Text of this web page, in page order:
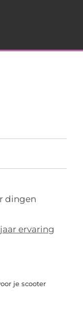
dingen
ervaring
je scooter